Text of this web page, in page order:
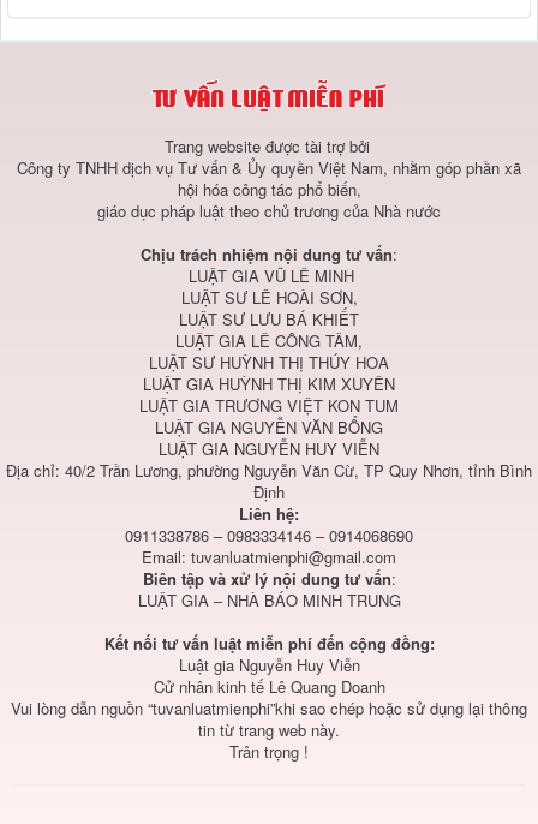
Trang website được tài trợ bởi
Công ty TNHH dịch vụ Tư vấn & Ủy quyền Việt Nam, nhằm góp phần xã
hội hóa công tác phổ biến,
giáo dục pháp luật theo chủ trương của Nhà nước
Chịu trách nhiệm nội dung tư vấn:
LUẬT GIA VŨ LÊ MINH
LUẬT SƯ LÊ HOÀI SƠN,
LUẬT SƯ LƯU BÁ KHIẾT
LUẬT GIA LÊ CÔNG TÂM,
LUẬT SƯ HUỲNH THỊ THÚY HOA
LUẬT GIA HUỲNH THỊ KIM XUYÊN
LUẬT GIA TRƯƠNG VIỆT KON TUM
LUẬT GIA NGUYỄN VĂN BỔNG
LUẬT GIA NGUYỄN HUY VIỄN
Địa chỉ: 40/2 Trần Lương, phường Nguyễn Văn Cừ, TP Quy Nhơn, tỉnh Bình
Định
Liên hệ:
0911338786 – 0983334146 – 0914068690
Email: tuvanluatmienphi@gmail.com
Biên tập và xử lý nội dung tư vấn:
LUẬT GIA – NHÀ BÁO MINH TRUNG
Kết nối tư vấn luật miễn phí đến cộng đồng:
Luật gia Nguyễn Huy Viễn
Cử nhân kinh tế Lê Quang Doanh
Vui lòng dẫn nguồn “tuvanluatmienphi”khi sao chép hoặc sử dụng lại thông
tin từ trang web này.
Trân trọng !